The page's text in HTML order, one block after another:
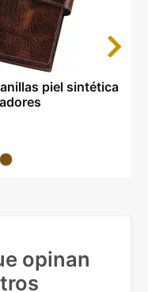
piel sintética
Next
opinan